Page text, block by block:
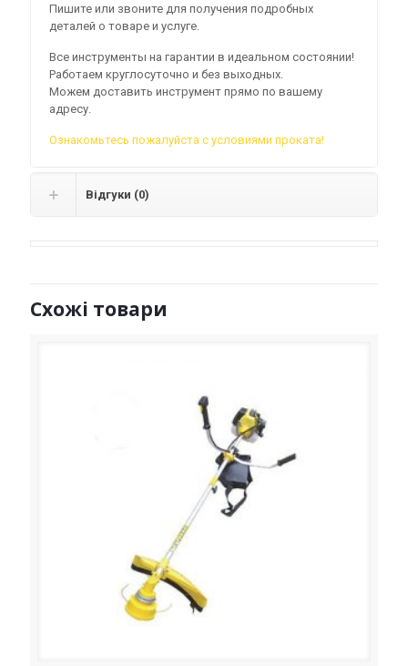
Пишите или звоните для получения подробных
деталей о товаре и услуге.
Все инструменты на гарантии в идеальном состоянии!
Работаем круглосуточно и без выходных.
Можем доставить инструмент прямо по вашему
адресу.
Ознакомьтесь пожалуйста с условиями проката!
Відгуки (0)
Схожі товари